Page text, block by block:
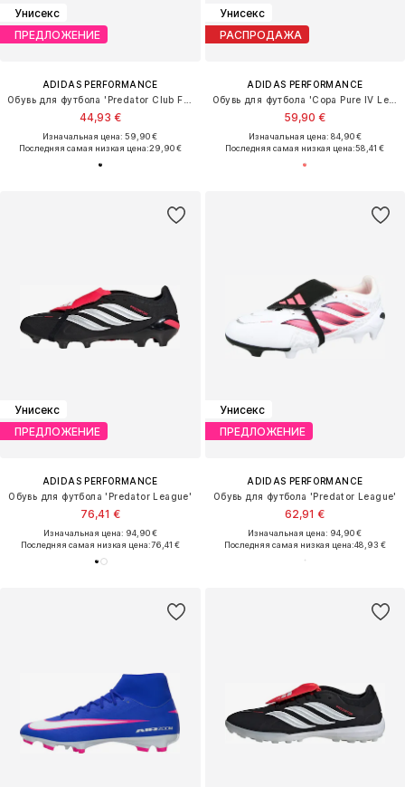
Унисекс
ПРЕДЛОЖЕНИЕ
ADIDAS PERFORMANCE
44,93 €
Изначальная цена: 59,90 €
Последняя самая низкая цена:29,90 €
Унисекс
РАСПРОДАЖА
ADIDAS PERFORMANCE
59,90 €
Изначальная цена: 84,90 €
Последняя самая низкая цена:58,41 €
Унисекс
ПРЕДЛОЖЕНИЕ
ADIDAS PERFORMANCE
Обувь для футбола 'Predator League'
76,41 €
Изначальная цена: 94,90 €
Последняя самая низкая цена:76,41 €
Унисекс
ПРЕДЛОЖЕНИЕ
ADIDAS PERFORMANCE
Обувь для футбола 'Predator League'
62,91 €
Изначальная цена: 94,90 €
Последняя самая низкая цена:48,93 €